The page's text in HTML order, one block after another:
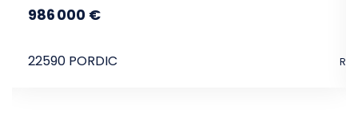
986 000 €
22590 PORDIC